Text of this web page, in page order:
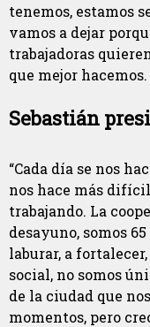
tenemos, estamos
vamos a dejar
trabajadoras
que mejor
Sebastián
“Cada día se nos
nos hace más
trabajando. La
desayuno, somos
laburar, a
social, no somos
de la ciudad que
momentos, pero